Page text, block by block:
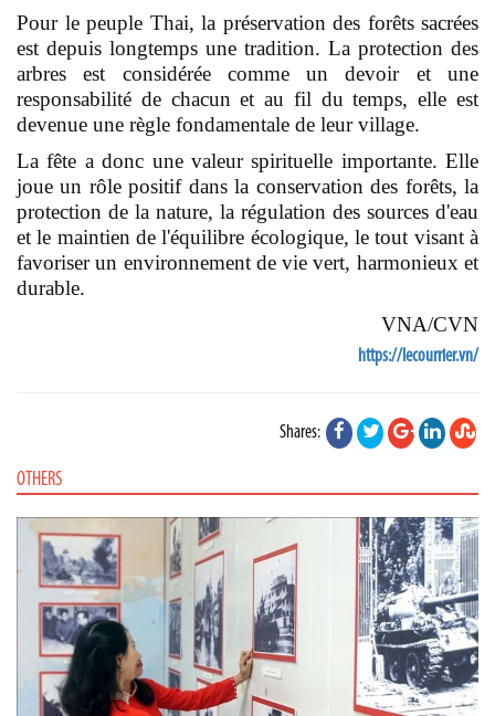
Pour le peuple Thai, la préservation des forêts sacrées
est depuis longtemps une tradition. La protection des
arbres est considérée comme un devoir et une
responsabilité de chacun et au fil du temps, elle est
devenue une règle fondamentale de leur village.
La fête a donc une valeur spirituelle importante. Elle
joue un rôle positif dans la conservation des forêts, la
protection de la nature, la régulation des sources d'eau
et le maintien de l'équilibre écologique, le tout visant à
favoriser un environnement de vie vert, harmonieux et
durable.
VNA/CVN
https://lecourrier.vn/
Shares:
OTHERS